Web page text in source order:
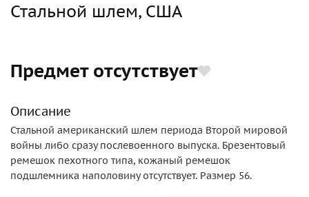
Стальной шлем, США
Предмет отсутствует
Описание
Стальной американский шлем периода Второй мировой
войны либо сразу послевоенного выпуска. Брезентовый
ремешок пехотного типа, кожаный ремешок
подшлемника наполовину отсутствует. Размер 56.